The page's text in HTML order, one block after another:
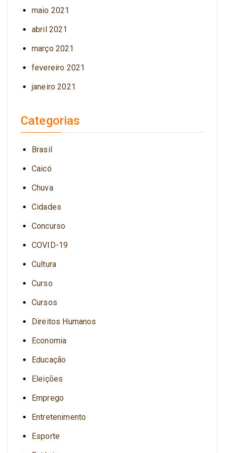
maio 2021
abril 2021
março 2021
fevereiro 2021
janeiro 2021
Categorias
Brasil
Caicó
Chuva
Cidades
Concurso
COVID-19
Cultura
Curso
Cursos
Direitos Humanos
Economia
Educação
Eleições
Emprego
Entretenimento
Esporte